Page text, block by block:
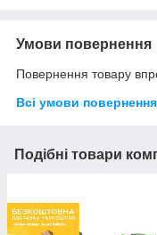
Умови повернення
Повернення товару
Всі умови повернення
Подібні товари